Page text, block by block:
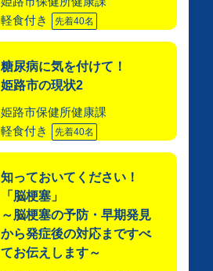
軽食付き
先着40名
糖尿病に気を付けて！
姫路市の現状2
姫路市保健所健康課
軽食付き
先着40名
知っておいてください！
「脳梗塞」
～脳梗塞の予防・早期発見
から発症後の対応まですべ
てお伝えします～